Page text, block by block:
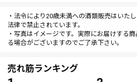
・法令により20歳未満への酒類販売はいた
法律で禁止されています。
・写真はイメージです。実際にお届けする
る場合がございますのでご了承下さい。
売れ筋ランキング